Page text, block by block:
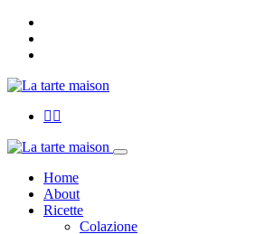
Home
About
Ricette
Colazione